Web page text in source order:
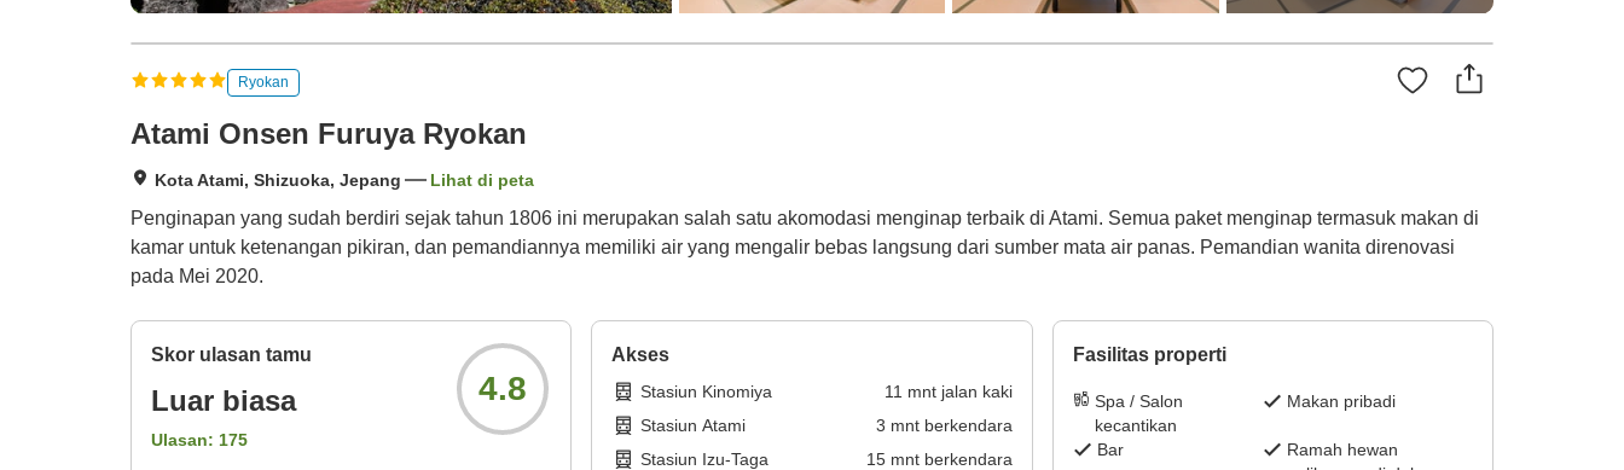
Ryokan
Atami Onsen Furuya Ryokan
Kota Atami, Shizuoka, Jepang Lihat di peta
Penginapan yang sudah berdiri sejak tahun 1806 ini merupakan salah satu akomodasi menginap terbaik di Atami. Semua paket menginap termasuk makan di
kamar untuk ketenangan pikiran, dan pemandiannya memiliki air yang mengalir bebas langsung dari sumber mata air panas. Pemandian wanita direnovasi
pada Mei 2020.
Skor ulasan tamu
Luar biasa
Ulasan: 175
4.8
Akses
Stasiun Kinomiya 11 mnt jalan kaki
Stasiun Atami
3 mnt berkendara
Stasiun Izu-Taga
15mnt berkendara
Fasilitas properti
Spa / Salon
kecantikan
Makan pribadi
Bar
Ramah hewan